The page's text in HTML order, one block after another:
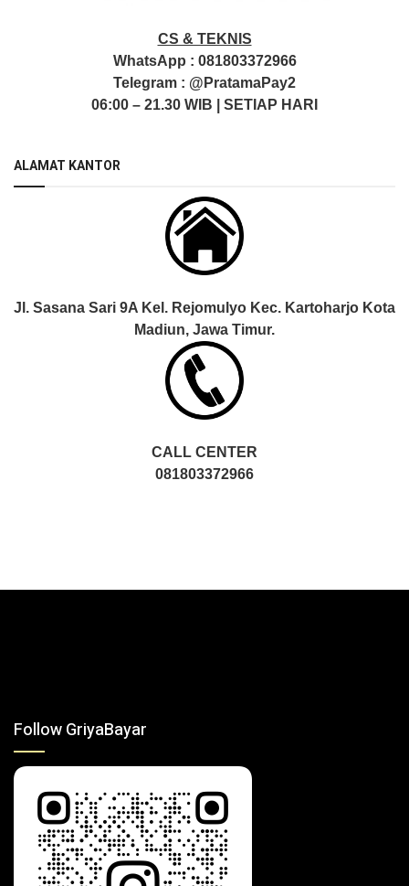
CS & TEKNIS
WhatsApp : 081803372966
Telegram : @PratamaPay2
06:00 – 21.30 WIB | SETIAP HARI
ALAMAT KANTOR
Jl. Sasana Sari 9A Kel. Rejomulyo Kec. Kartoharjo Kota
Madiun, Jawa Timur.
CALL CENTER
081803372966
Follow GriyaBayar